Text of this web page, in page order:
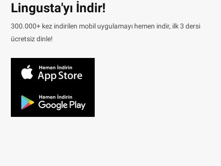
Lingusta'yı İndir!
300.000+ kez indirilen mobil uygulamayı hemen indir, ilk 3 dersi
ücretsiz dinle!